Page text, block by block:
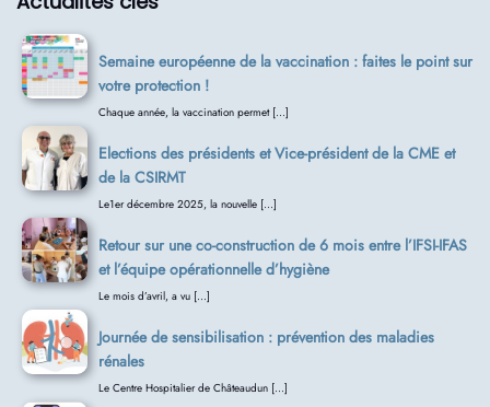
Semaine européenne de la vaccination : faites le point sur
votre protection !
Chaque année, la vaccination permet […]
Elections des présidents et Vice-président de la CME et
de la CSIRMT
Le1er décembre 2025, la nouvelle […]
Retour sur une co-construction de 6 mois entre l’IFSI-IFAS
et l’équipe opérationnelle d’hygiène
Le mois d’avril, a vu […]
Journée de sensibilisation : prévention des maladies
rénales
Le Centre Hospitalier de Châteaudun […]